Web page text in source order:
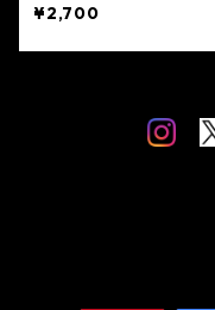
みませんか？
¥2,700